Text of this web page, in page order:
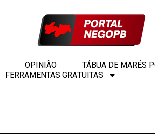
OPINIÃO
TÁBUA DE MARÉS
FERRAMENTAS GRATUITAS